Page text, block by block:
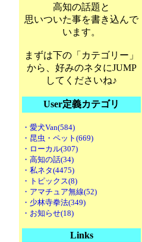
高知の話題と
思いついた事を書き込んで
います。
まずは下の「カテゴリー」
から、好みのネタにJUMP
してくださいね♪
User定義カテゴリ
・愛犬Van(584)
・昆虫・ペット(669)
・ローカル(307)
・高知の話(34)
・私ネタ(4475)
・トピックス(8)
・アマチュア無線(52)
・少林寺拳法(349)
・お知らせ(18)
Links